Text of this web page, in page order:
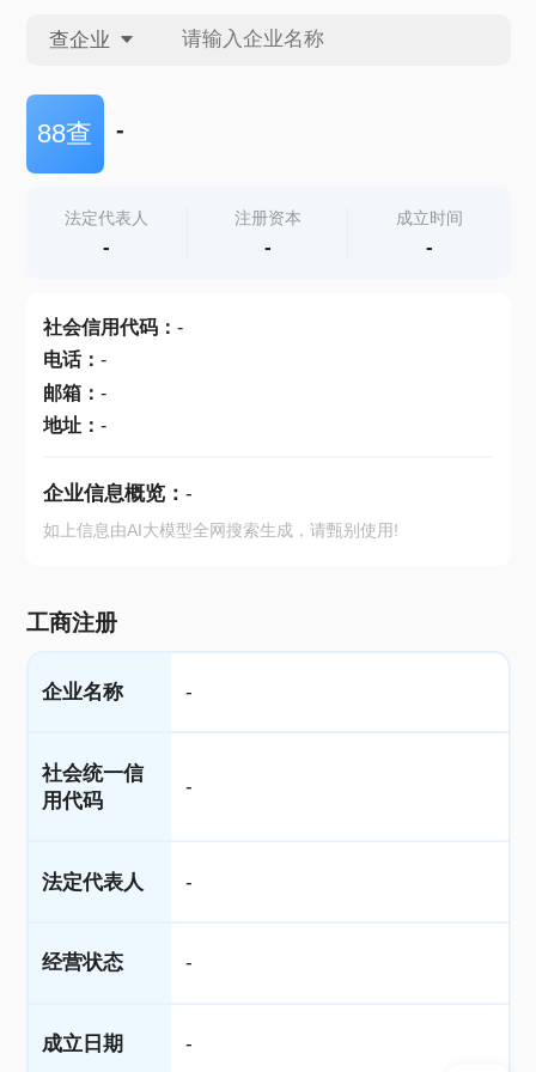
查企业
查企业
查产地
88查 -
法定代表人
-
注册资本
-
成立时间
-
社会信用代码： -
电话： -
邮箱： -
地址： -
企业信息概览： -
如上信息由AI大模型全网搜索生成，请甄别使用!
工商注册
企业名称 -
社会统一信
用代码
-
法定代表人 -
经营状态 -
成立日期 -